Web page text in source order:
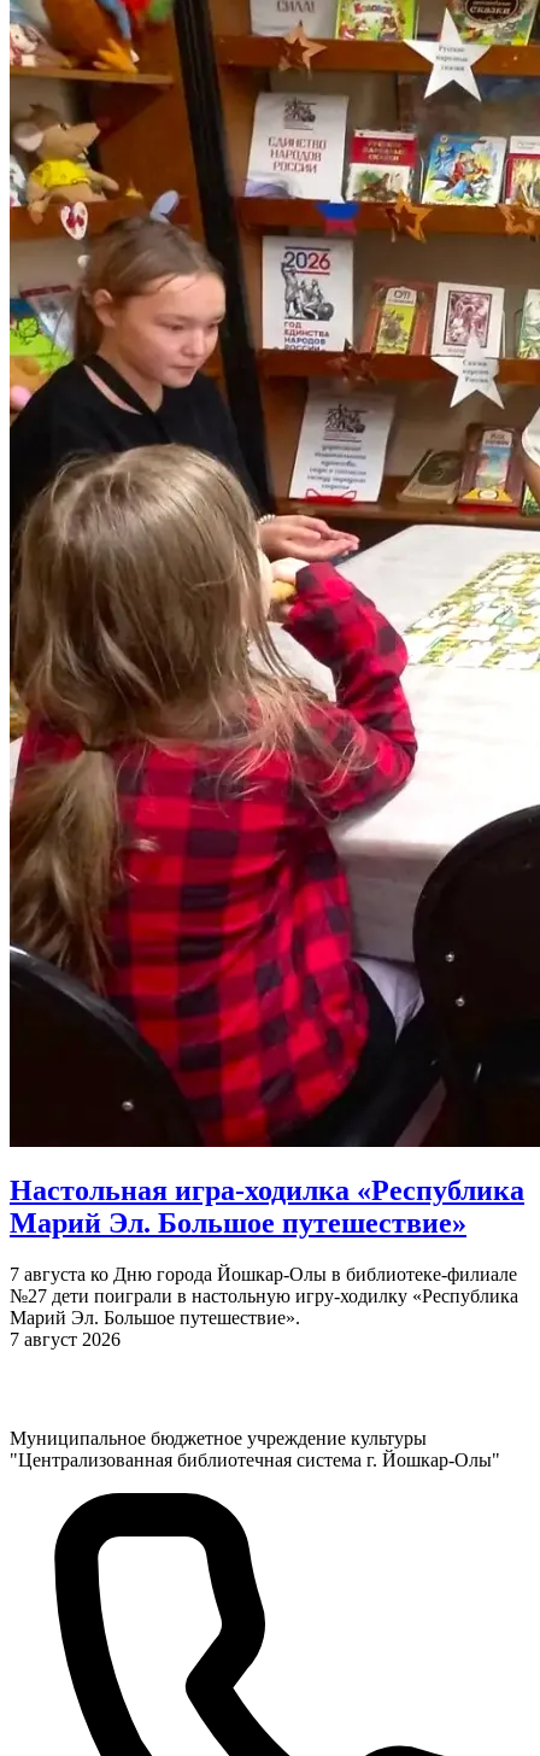
Настольная игра-ходилка «Республика
Марий Эл. Большое путешествие»
7 августа ко Дню города Йошкар-Олы в библиотеке-филиале
№27 дети поиграли в настольную игру-ходилку «Республика
Марий Эл. Большое путешествие».
7 август 2026
Муниципальное бюджетное учреждение культуры
"Централизованная библиотечная система г. Йошкар-Олы"